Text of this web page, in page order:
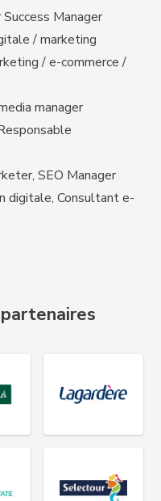
Manager
/ marketing
/ e-commerce /
manager
SEO Manager
digitale, Consultant e-